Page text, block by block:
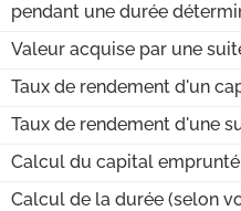
pendant une durée
Valeur acquise par une
Taux de rendement d'un
Taux de rendement d'une
Calcul du capital emprunté
Calcul de la durée (selon